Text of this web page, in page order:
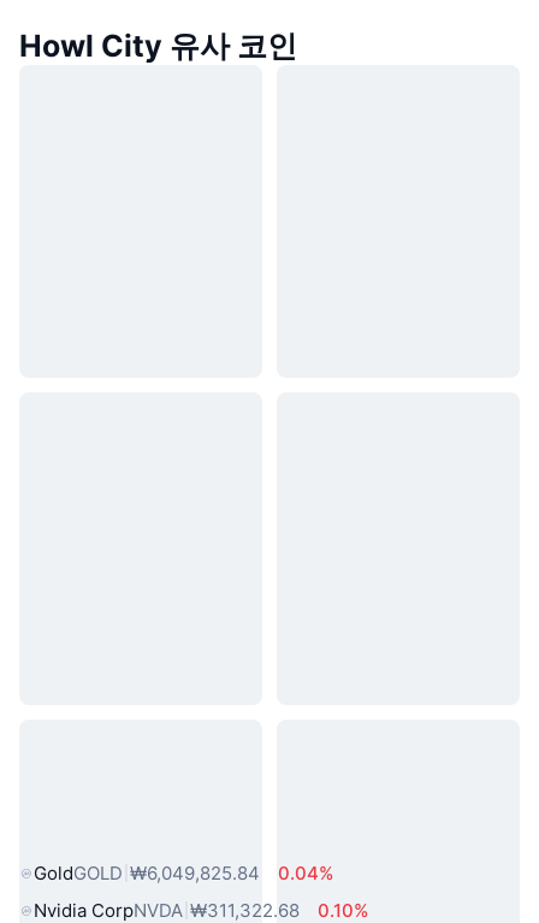
Howl City 유사 코인
GoldGOLD ₩6,049,825.84
0.04%
Nvidia CorpNVDA ₩311,322.68
0.10%